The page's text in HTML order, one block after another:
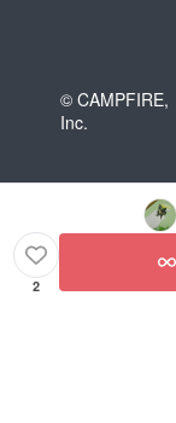
© CAMPFIRE,
Inc.
2